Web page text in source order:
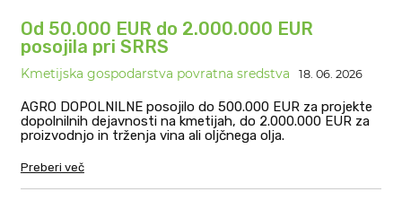
Od 50.000 EUR do 2.000.000 EUR
posojila pri SRRS
Kmetijska gospodarstva povratna sredstva 18. 06. 2026
AGRO DOPOLNILNE posojilo do 500.000 EUR za projekte
dopolnilnih dejavnosti na kmetijah, do 2.000.000 EUR za
proizvodnjo in trženja vina ali oljčnega olja.
Preberi več